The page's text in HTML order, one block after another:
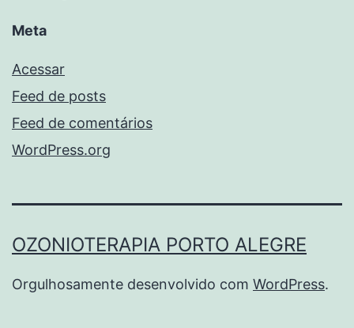
Meta
Acessar
Feed de posts
Feed de comentários
WordPress.org
OZONIOTERAPIA PORTO ALEGRE
Orgulhosamente desenvolvido com WordPress.